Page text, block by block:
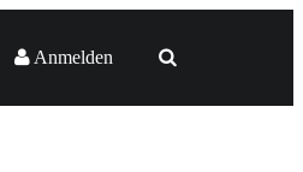
Anmelden